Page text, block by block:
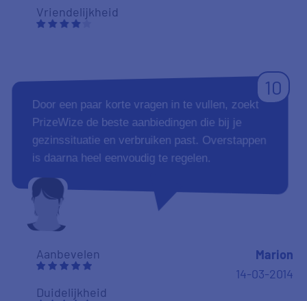
Vriendelijkheid
10
Door een paar korte vragen in te vullen, zoekt
PrizeWize de beste aanbiedingen die bij je
gezinssituatie en verbruiken past. Overstappen
is daarna heel eenvoudig te regelen.
Aanbevelen
Duidelijkheid
Marion
14-03-2014